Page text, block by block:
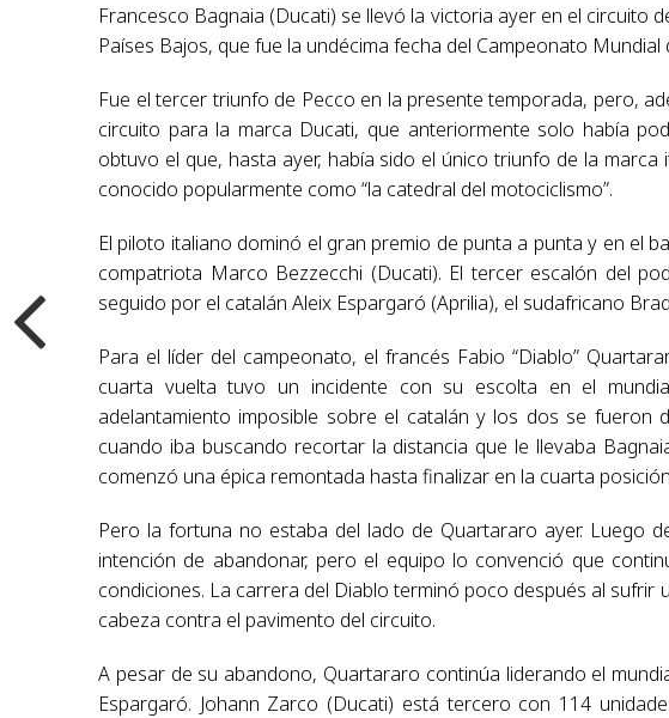
Francesco Bagnaia (Ducati) se llevó la victoria ayer en el circuito
Países Bajos, que fue la undécima fecha del Campeonato Mundial
Fue el tercer triunfo de Pecco en la presente temporada, pero,
circuito para la marca Ducati, que anteriormente solo había
obtuvo el que, hasta ayer, había sido el único triunfo de la
conocido popularmente como “la catedral del motociclismo”.
El piloto italiano dominó el gran premio de punta a punta y en el
compatriota Marco Bezzecchi (Ducati). El tercer escalón del
seguido por el catalán Aleix Espargaró (Aprilia), el sudafricano
Para el líder del campeonato, el francés Fabio “Diablo”
cuarta vuelta tuvo un incidente con su escolta en el
adelantamiento imposible sobre el catalán y los dos se fueron
cuando iba buscando recortar la distancia que le llevaba
comenzó una épica remontada hasta finalizar en la cuarta
Pero la fortuna no estaba del lado de Quartararo ayer. Luego
intención de abandonar, pero el equipo lo convenció que
condiciones. La carrera del Diablo terminó poco después al sufrir
cabeza contra el pavimento del circuito.
A pesar de su abandono, Quartararo continúa liderando el
Espargaró. Johann Zarco (Ducati) está tercero con 114